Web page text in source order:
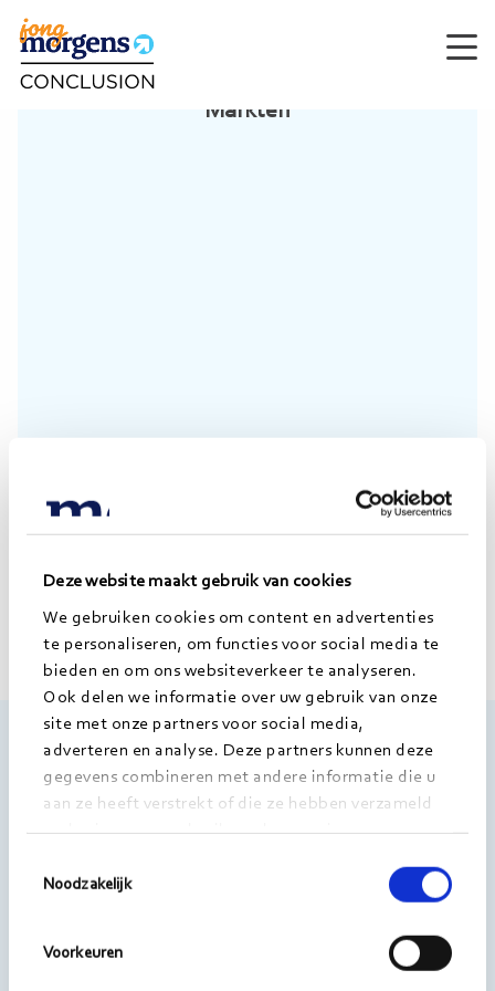
Deze website maakt gebruik van cookies
We gebruiken cookies om content en advertenties
te personaliseren, om functies voor social media te
bieden en om ons websiteverkeer te analyseren.
Ook delen we informatie over uw gebruik van onze
site met onze partners voor social media,
adverteren en analyse. Deze partners kunnen deze
gegevens combineren met andere informatie die u
aan ze heeft verstrekt of die ze hebben verzameld
op basis van uw gebruik van hun services.
Noodzakelijk
Voorkeuren
Markten
Morgens
Kanaalpark 140
2321 JV Leiden
E info@morgens.nl